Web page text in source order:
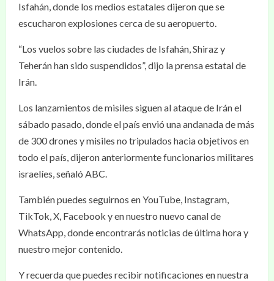
Isfahán, donde los medios estatales dijeron que se
escucharon explosiones cerca de su aeropuerto.
“Los vuelos sobre las ciudades de Isfahán, Shiraz y
Teherán han sido suspendidos”, dijo la prensa estatal de
Irán.
Los lanzamientos de misiles siguen al ataque de Irán el
sábado pasado, donde el país envió una andanada de más
de 300 drones y misiles no tripulados hacia objetivos en
todo el país, dijeron anteriormente funcionarios militares
israelíes, señaló ABC.
También puedes seguirnos en YouTube, Instagram,
TikTok, X, Facebook y en nuestro nuevo canal de
WhatsApp, donde encontrarás noticias de última hora y
nuestro mejor contenido.
Y recuerda que puedes recibir notificaciones en nuestra